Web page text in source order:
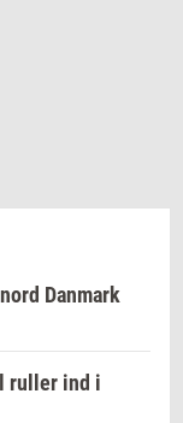
Danmark
ruller ind i